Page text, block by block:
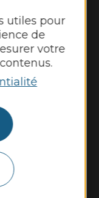
utiles pour
de
votre
et de
à 17h30
13h30 à